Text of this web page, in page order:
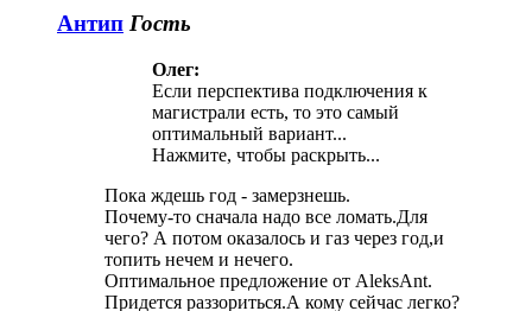
Антип Гость
Олег:
Если перспектива подключения к
магистрали есть, то это самый
оптимальный вариант...
Нажмите, чтобы раскрыть...
Пока ждешь год - замерзнешь.
Почему-то сначала надо все ломать.Для
чего? А потом оказалось и газ через год,и
топить нечем и нечего.
Оптимальное предложение от AleksAnt.
Придется раззориться.А кому сейчас легко?